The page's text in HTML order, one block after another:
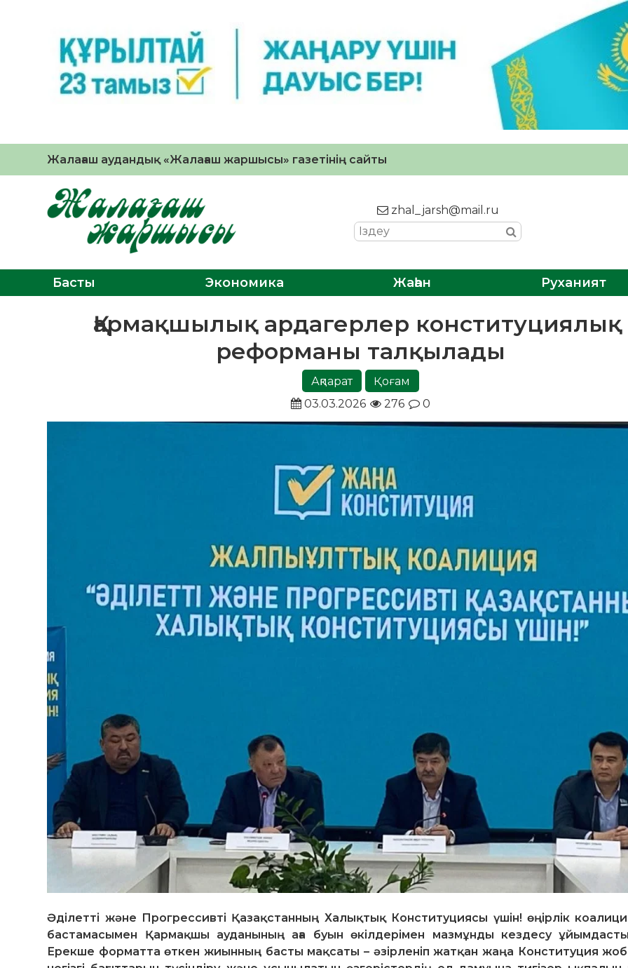
Жалағаш аудандық «Жалағаш жаршысы» газетінің сайты
zhal_jarsh@mail.ru
Басты Экономика Жаһан Руханият
Қармақшылық ардагерлер конституциялық
реформаны талқылады
Ақпарат
Қоғам
03.03.2026
276 0
Әділетті және Прогрессивті Қазақстанның Халықтық Конституциясы үшін! өңірлік
бастамасымен Қармақшы ауданының аға буын өкілдерімен мазмұнды кездесу
Ерекше форматта өткен жиынның басты мақсаты – әзірленіп жатқан жаңа Конституция